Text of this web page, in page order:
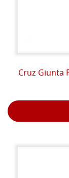
Cruz Giunta